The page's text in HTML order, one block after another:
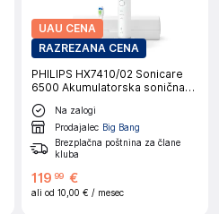
UAU CENA
RAZREZANA CENA
PHILIPS HX7410/02 Sonicare
6500 Akumulatorska sonična
zobna ščetka
Na zalogi
Prodajalec Big Bang
Brezplačna poštnina za člane
kluba
119 99 €
ali od 10,00 € / mesec